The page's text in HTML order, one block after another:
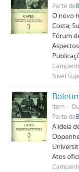
Parte de
O novo
Costa;
Fórum
Nível
Item
Parte de
A ideia
Atos